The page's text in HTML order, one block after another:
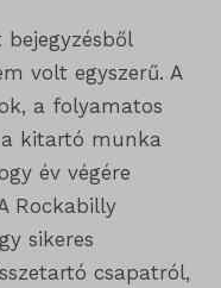
volt egyszerű. A
a folyamatos
kitartó munka
év végére
Rockabilly
sikeres
csapatról,